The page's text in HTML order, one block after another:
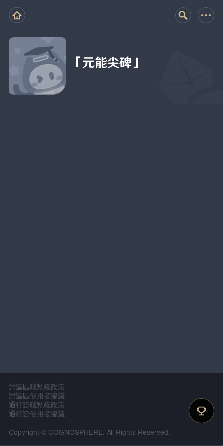
「元能尖碑」
討論區隱私權政策
討論區使用者協議
通行證隱私權政策
通行證使用者協議
Copyright © COGNOSPHERE. All Rights Reserved.